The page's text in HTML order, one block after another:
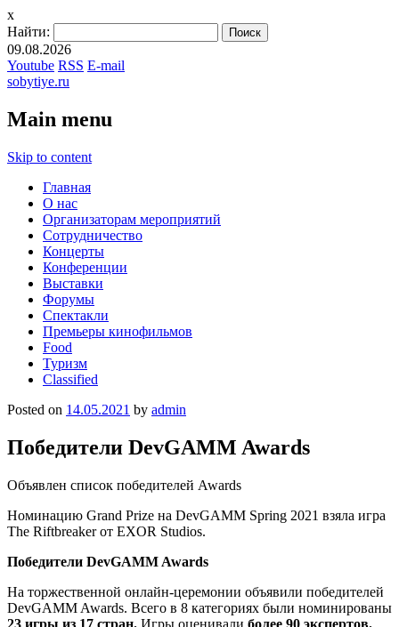
x
Найти:
09.08.2026
Youtube RSS E-mail
sobytiye.ru
Main menu
Skip to content
Главная
О нас
Организаторам мероприятий
Сотрудничество
Концерты
Конференции
Выставки
Форумы
Спектакли
Премьеры кинофильмов
Food
Туризм
Сlassified
Posted on 14.05.2021 by admin
Победители DevGAMM Awards
Объявлен список победителей Awards
Номинацию Grand Prize на DevGAMM Spring 2021 взяла игра
The Riftbreakerот EXOR Studios.
Победители DevGAMM Awards
На торжественной онлайн-церемонии объявили победителей
DevGAMM Awards. Всего в 8 категориях были номинированы
23 игры из 17 стран. Игры оценивали более 90 экспертов.